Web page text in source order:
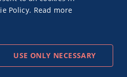
вовлеченность
Подготовьтесь к
не просто
как
Policy. Read more
USE ONLY NECESSARY